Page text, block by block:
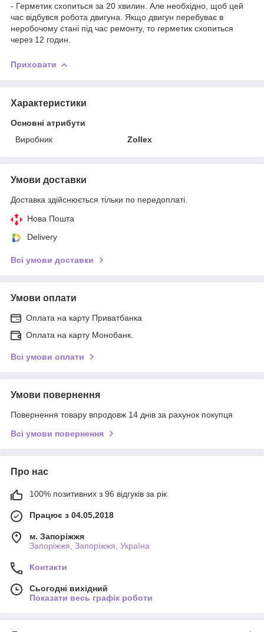
- Герметик схопиться за 20 хвилин. Але необхідно, щоб цей
час відбувся робота двигуна. Якщо двигун перебуває в
неробочому стані під час ремонту, то герметик схопиться
через 12 годин.
Приховати
Характеристики
Основні атрибути
Виробник
Zollex
Умови доставки
Доставка здійснюється тільки по передоплаті.
Нова Пошта
Delivery
Всі умови доставки
Умови оплати
Оплата на карту Приватбанка
Оплата на карту Монобанк.
Всі умови оплати
Умови повернення
Повернення товару впродовж 14 днів за рахунок покупця
Всі умови повернення
Про нас
100% позитивних з 96 відгуків за рік
Працює з 04.05.2018
м. Запоріжжя
Запоріжжя, Запоріжжя, Україна
Контакти
Сьогодні вихідний
Показати весь графік роботи